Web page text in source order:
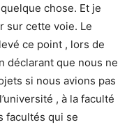
chose. Et je
sur cette voie. Le
ce point , lors de
déclarant que nous ne
si nous avions pas
, à la faculté
facultés qui se